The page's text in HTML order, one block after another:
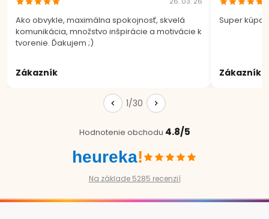
Ako obvykle, maximálna spokojnosť, skvelá
komunikácia, množstvo inšpirácie a motivácie k
tvorenie. Ďakujem ;)
Zákazník
Super
Zákazník
1/30
Hodnotenie obchodu 4.8/5
heureka!
Na základe 5285 recenzií